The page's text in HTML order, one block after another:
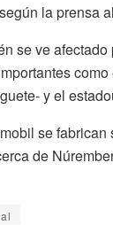
la prensa
se ve afectado
y el
se fabrican
de